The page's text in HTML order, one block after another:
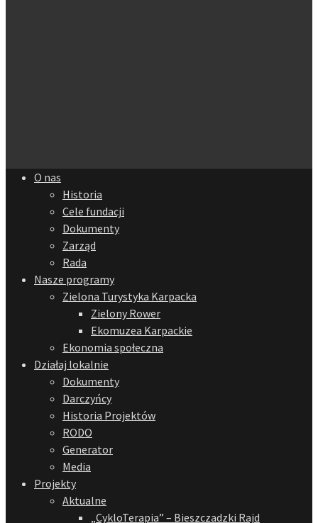
O nas
Historia
Cele fundacji
Dokumenty
Zarząd
Rada
Nasze programy
Zielona Turystyka Karpacka
Zielony Rower
Ekomuzea Karpackie
Ekonomia społeczna
Działaj lokalnie
Dokumenty
Darczyńcy
Historia Projektów
RODO
Generator
Media
Projekty
Aktualne
„CykloTerapia” – Bieszczadzki Rajd